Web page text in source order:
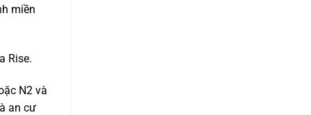
miền
Rise.
N2 và
an cư